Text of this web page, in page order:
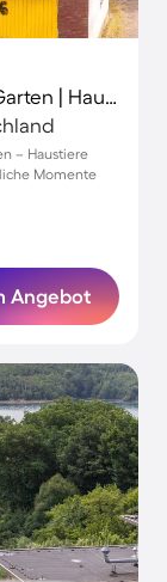
Apartment mit Grill, Terrasse und Garten | Haustierfreundlich
– Haustiere
Momente
Angebot